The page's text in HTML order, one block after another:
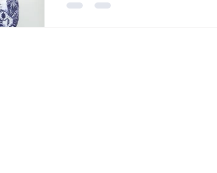
vernieuwing en verjonging van de